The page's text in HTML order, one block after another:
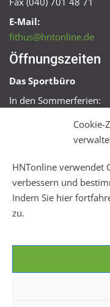
Cookie-
HNTonline verwendet
verbessern und
Indem Sie hier
zu.
E-Mail:
fithus@hntonline.de
Öffnungszeiten
Das Sportbüro
In den Sommerferien:
Mo + Mi 16:00 –
Mo – Fr 08:00 – 22:00
Sa + So 10:00 – 18:00